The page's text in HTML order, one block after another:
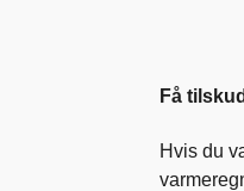
Få
Hvis du